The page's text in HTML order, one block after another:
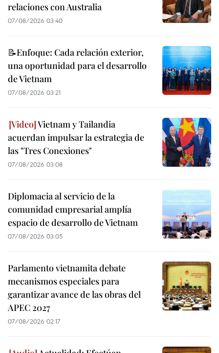
relaciones con Australia
07/08/2026 03:40
📝Enfoque: Cada relación exterior,
una oportunidad para el desarrollo
de Vietnam
07/08/2026 03:21
Vietnam y Tailandia
acuerdan impulsar la estrategia de
las "Tres Conexiones"
07/08/2026 03:08
Diplomacia al servicio de la
comunidad empresarial amplía
espacio de desarrollo de Vietnam
07/08/2026 03:05
Parlamento vietnamita debate
mecanismos especiales para
garantizar avance de las obras del
APEC 2027
07/08/2026 02:17